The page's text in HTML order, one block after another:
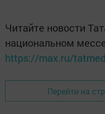
Читайте новости
национальном
https://max.ru/
Перейти на